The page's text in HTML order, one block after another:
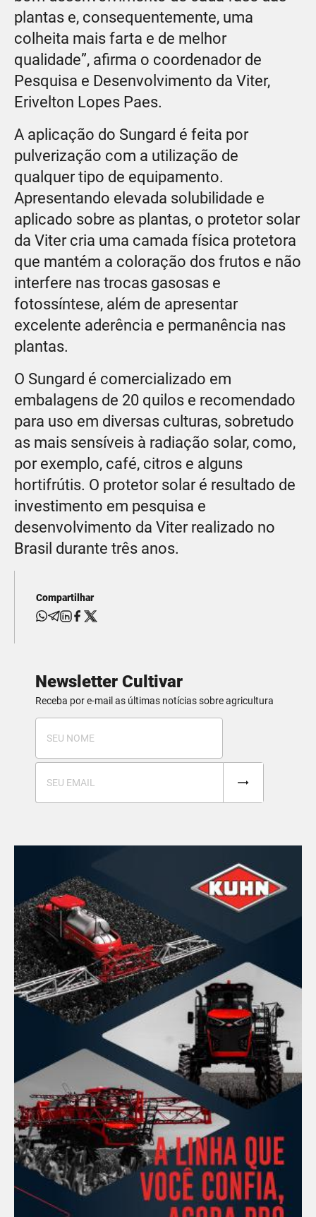
plantas e, consequentemente, uma
colheita mais farta e de melhor
qualidade”, afirma o coordenador de
Pesquisa e Desenvolvimento da Viter,
Erivelton Lopes Paes.
A aplicação do Sungard é feita por
pulverização com a utilização de
qualquer tipo de equipamento.
Apresentando elevada solubilidade e
aplicado sobre as plantas, o protetor solar
da Viter cria uma camada física protetora
que mantém a coloração dos frutos e não
interfere nas trocas gasosas e
fotossíntese, além de apresentar
excelente aderência e permanência nas
plantas.
O Sungard é comercializado em
embalagens de 20 quilos e recomendado
para uso em diversas culturas, sobretudo
as mais sensíveis à radiação solar, como,
por exemplo, café, citros e alguns
hortifrútis. O protetor solar é resultado de
investimento em pesquisa e
desenvolvimento da Viter realizado no
Brasil durante três anos.
Compartilhar
Newsletter Cultivar
Receba por e-mail as últimas notícias sobre agricultura